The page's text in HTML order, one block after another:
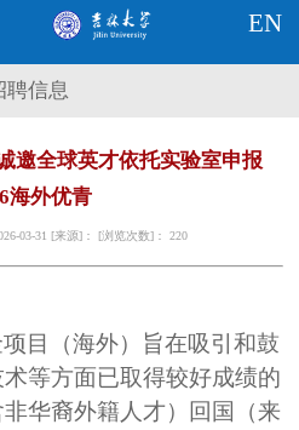
EN
聘信息
邀全球英才依托实验室申报
海外优青
03-31 [来源]： [浏览次数]： 220
目
（海外）
旨在吸引和鼓
等方面已取得较好成绩的
非华裔外籍人才） 回国 （来